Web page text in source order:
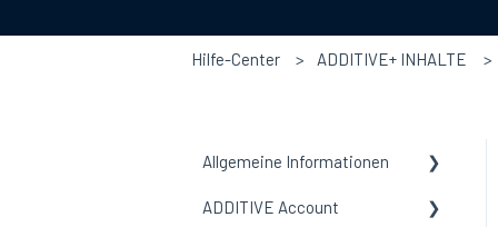
Hilfe-Center ADDITIVE+ INHALTE
Allgemeine Informationen
Allgemeine Informationen
ADDITIVE Account